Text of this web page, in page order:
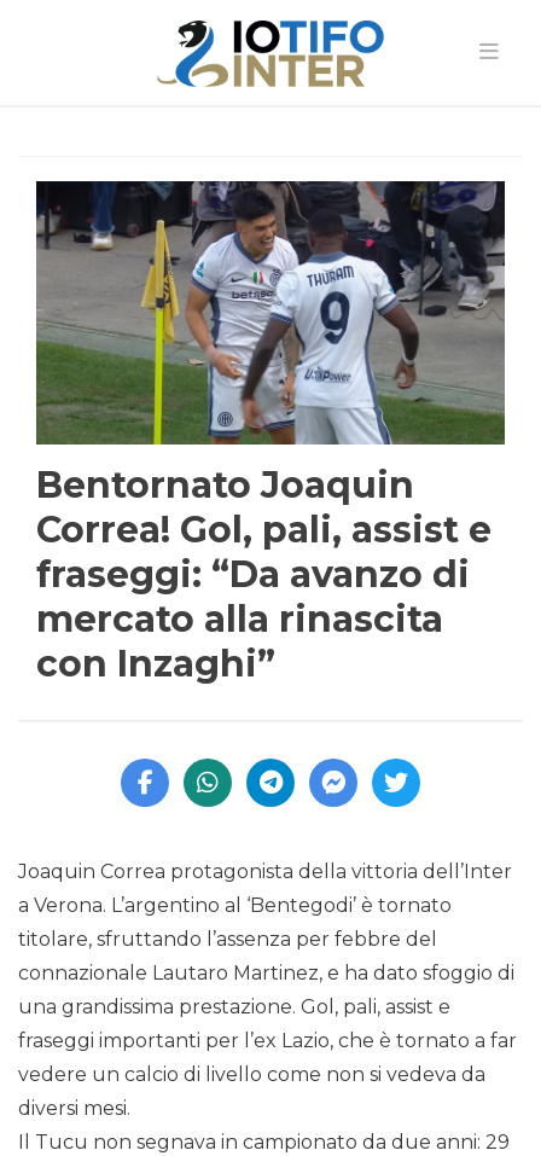
Bentornato Joaquin
Correa! Gol, pali, assist e
fraseggi: “Da avanzo di
mercato alla rinascita
con Inzaghi”
Joaquin Correa protagonista della vittoria dell’Inter
a Verona. L’argentino al ‘Bentegodi’ è tornato
titolare, sfruttando l’assenza per febbre del
connazionale Lautaro Martinez, e ha dato sfoggio di
una grandissima prestazione. Gol, pali, assist e
fraseggi importanti per l’ex Lazio, che è tornato a far
vedere un calcio di livello come non si vedeva da
diversi mesi.
Il Tucu non segnava in campionato da due anni: 29